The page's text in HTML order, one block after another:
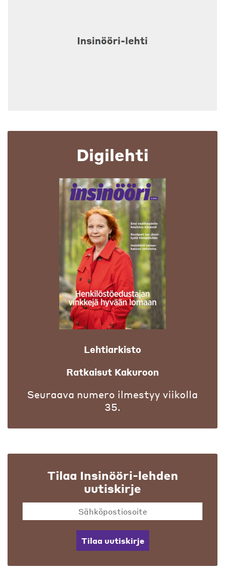
Digilehti
Lehtiarkisto
Ratkaisut Kakuroon
Seuraava numero ilmestyy viikolla
35.
Tilaa Insinööri-lehden
uutiskirje
Tilaa uutiskirje